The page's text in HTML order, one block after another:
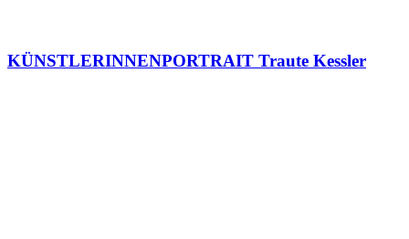
KÜNSTLERINNENPORTRAIT Traute Kessler